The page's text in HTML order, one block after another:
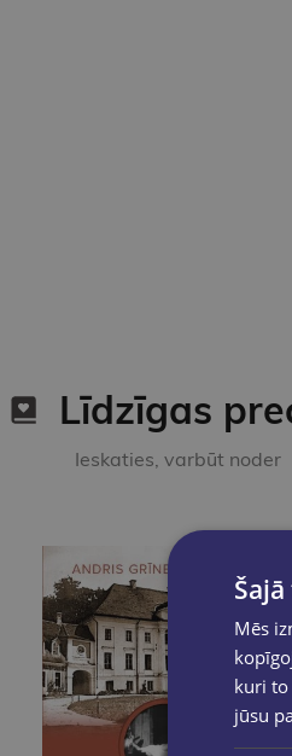
Līdzīgas
Ieskaties, varbūt noder
Mēs
kuri
jūsu